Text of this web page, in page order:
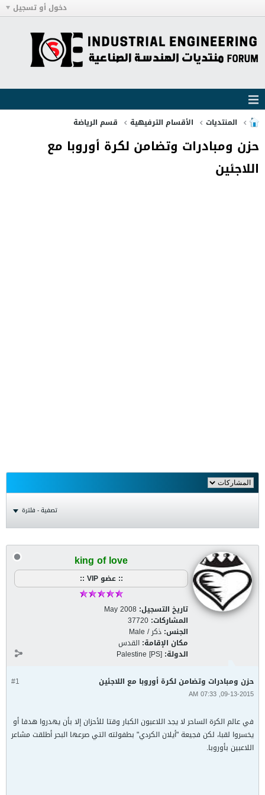
دخول أو تسجيل
المنتديات الأقسام الترفيهية قسم الرياضة
حزن ومبادرات وتضامن لكرة أوروبا مع
اللاجئين
تصفية - فلترة
king of love
:: عضو VIP ::
تاريخ التسجيل: May 2008
المشاركات: 37720
الجنس: ذكر / Male
مكان الإقامة: القدس
الدولة: Palestine [PS]
#1 حزن ومبادرات وتضامن لكرة أوروبا مع اللاجئين
09-13-2015, 07:33 AM
في عالم الكرة الساحر لا يجد اللاعبون الكبار وقتا للأحزان إلا بأن يهدروا هدفا أو
يخسروا لقبا، لكن فجيعة "أيلان الكردي" بطفولته التي صرعها البحر أطلقت مشاعر
اللاعبين بأوروبا.